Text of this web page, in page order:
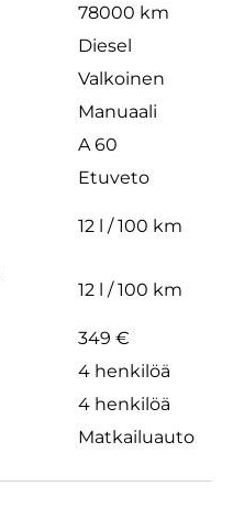
78000 km
Diesel
Valkoinen
Manuaali
A 60
Etuveto
12 l / 100 km
12 l / 100 km
349 €
4 henkilöä
4 henkilöä
Matkailuauto